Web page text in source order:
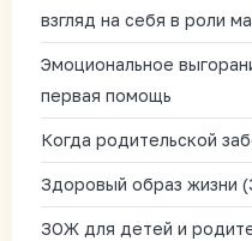
взгляд на себя в роли
Эмоциональное
первая помощь
Когда родительской
Здоровый образ жизни
ЗОЖ для детей и